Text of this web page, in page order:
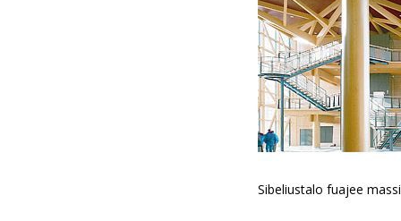
Sibeliustalo fuajee